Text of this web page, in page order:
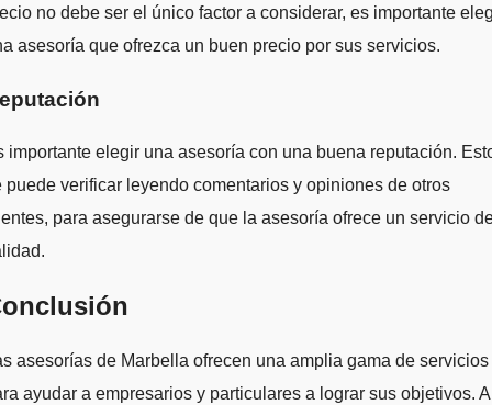
no debe ser el único factor a considerar, es importante
asesoría que ofrezca un buen precio por sus servicios.
importante elegir una asesoría con una buena reputación.
puede verificar leyendo comentarios y opiniones de otros
para asegurarse de que la asesoría ofrece un servicio
asesorías de Marbella ofrecen una amplia gama de servicios
ayudar a empresarios y particulares a lograr sus objetivos.